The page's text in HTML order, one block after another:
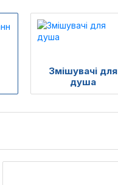
Змішувачі для
душа